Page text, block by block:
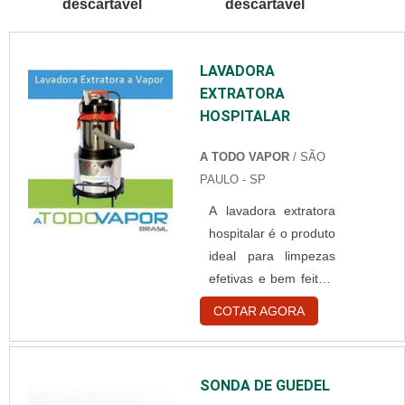
BRANCA
touca branca
descartável em uma
empresa
seus serviços,
consegue encontrar o
site da Best Fabril. É
possível encontrar
capote hospitalar
descartável e gorr...
descartável
descartável
LAVADORA
EXTRATORA
HOSPITALAR
A TODO VAPOR / SÃO
PAULO - SP
A lavadora extratora
hospitalar é o produto
ideal para limpezas
efetivas e bem feitas,
com um ótimo
desempenho a
lavadora extratora
sistema 3 em 1 de
COTAR AGORA
SONDA DE GUEDEL